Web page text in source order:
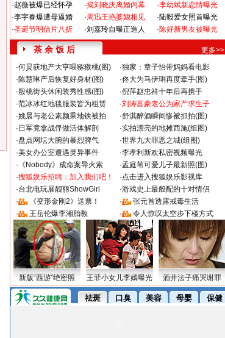
·赵薇被爆已经怀孕
·李宇春爆遭母逼婚
·圣诞节明信片八折
·揭刘晓庆离婚内幕
·周迅王艳婆媳相见
·刘嘉玲自曝正造人
·李幼斌新恋情曝光
·陆毅爱女照首曝光
·陈好新男友被曝光
茶 余 饭 后
更多>>
·何炅获地产大亨喂猕猴桃(图) ·独家：章子怡带妈妈看电影
·陈慧琳产后恢复好身材(图) ·佟大为马伊琍再度牵手(图)
·殷桃街头休闲装秀性感(图) ·倪萍赵忠祥十年后再携手
·范冰冰红地毯服装皆为租赁 ·刘涛富豪老公为家产求生子
·姚晨与老公素颜乘地铁被拍 ·舒淇醉酒瞬间惨被抓拍(图)
· 日军竟拿战俘做活体解剖 ·实拍漂亮的地摊西施(组图)
·盘点网坛大腕的暴烈脾气 ·世界九大罪恶之城(组图)
·美女办公室遭遇灵异事件 ·李孝利新欢私密视频曝光
· 《Nobody》成命案导火索 ·孟庭苇可爱儿子最新照(图)
·搜狐娱乐招聘：加入我们吧！ ·点击进入搜狐娱乐影视库
·台北电玩展靓丽ShowGirl ·游戏史上最般配的十对情侣
·
《变形金刚2》送票！ ·
张元首透露戒毒生活
·
王岳伦爆李湘胎教 · 令人惊叹太空步下楼方式
新版“西游”绝密照 王菲小女儿李嫣曝光 酒井法子痛哭谢罪